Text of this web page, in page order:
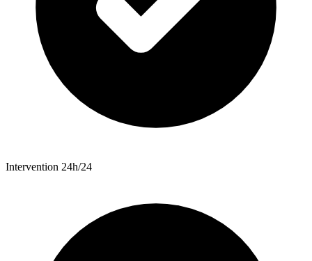
Intervention 24h/24